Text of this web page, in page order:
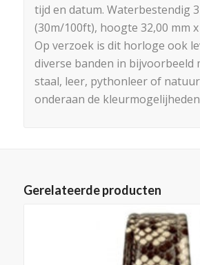
tijd en datum. Waterbestendig
(30m/100ft), hoogte 32,00 mm
Op verzoek is dit horloge ook
diverse banden in bijvoorbeeld
staal, leer, pythonleer of
onderaan de
Gerelateerde producten